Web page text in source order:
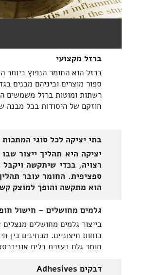
ברזל מקצועי
ברזל הוא החומר הנפוץ
ספור מוצרים וביניהם מבנים
רשתות ומוטות ברזל משמשים
חוזקם של היסודות בכל מבנה
בתי יציקה לכל סוגי המתכות
יציקה היא תהליך ייצור
רצויה, בכדי שיתקשה
ספציפית. החומר עובר
הוא מתקשה והופך למוצק
גלמים מחושלים – חישול
בייצור גלמים מחושלים
כוחות חיצוניים. מבחינים
חומר גלם בעזרת כלים
דבקים Adhesives